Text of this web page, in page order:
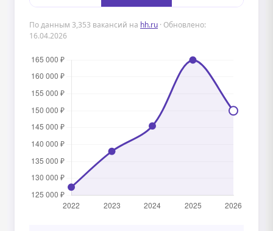
По данным 3,353 вакансий на hh.ru · Обновлено:
16.04.2026